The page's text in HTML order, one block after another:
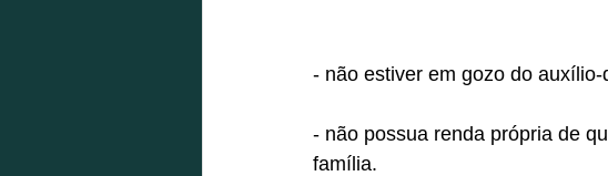
- não estiver em gozo do
- não possua renda própria de
família.